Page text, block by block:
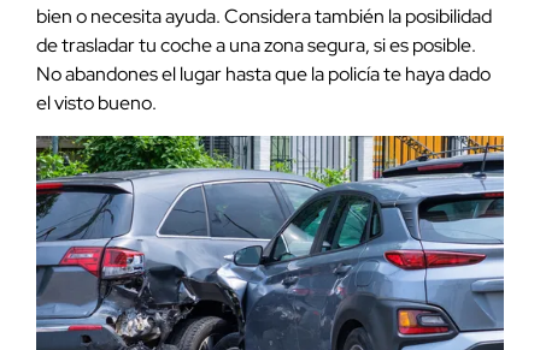
bien o necesita ayuda. Considera también la posibilidad
de trasladar tu coche a una zona segura, si es posible.
No abandones el lugar hasta que la policía te haya dado
el visto bueno.